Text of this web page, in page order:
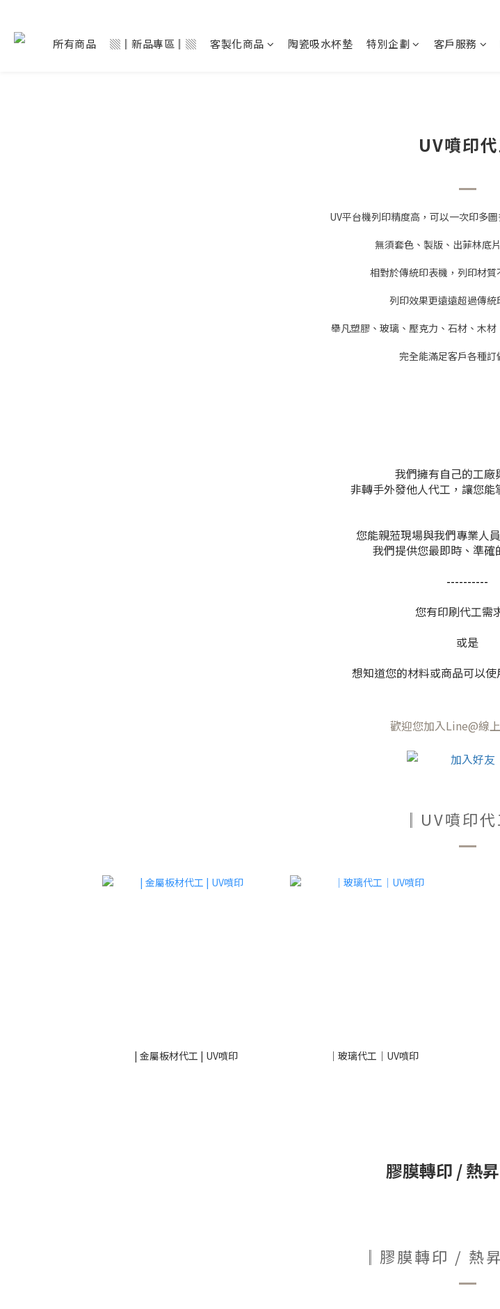
所有商品 ▒║新品專區║▒ 客製化商品 陶瓷吸水杯墊 特別企劃 客戶服務
UV噴印
UV平台機列印精度高，可以一次印多
無須套色、製版、出菲林底
相對於傳統印表機，列印材質
列印效果更遠遠超過傳統
舉凡塑膠、玻璃、壓克力、石材、木材
完全能滿足客戶各種訂
我們擁有自己的工廠
非轉手外發他人代工， 讓您能
您能親蒞現場與我們專業人
我們提供您最即時、準確
----------
您有印刷代工需
或是
想知道您的材料或商品可以使
歡迎您加入Line@線
║UV噴印
| 金屬板材代工 | UV噴印 ｜玻璃代工｜UV噴印
膠膜轉印 / 熱
║膠膜轉印 / 熱